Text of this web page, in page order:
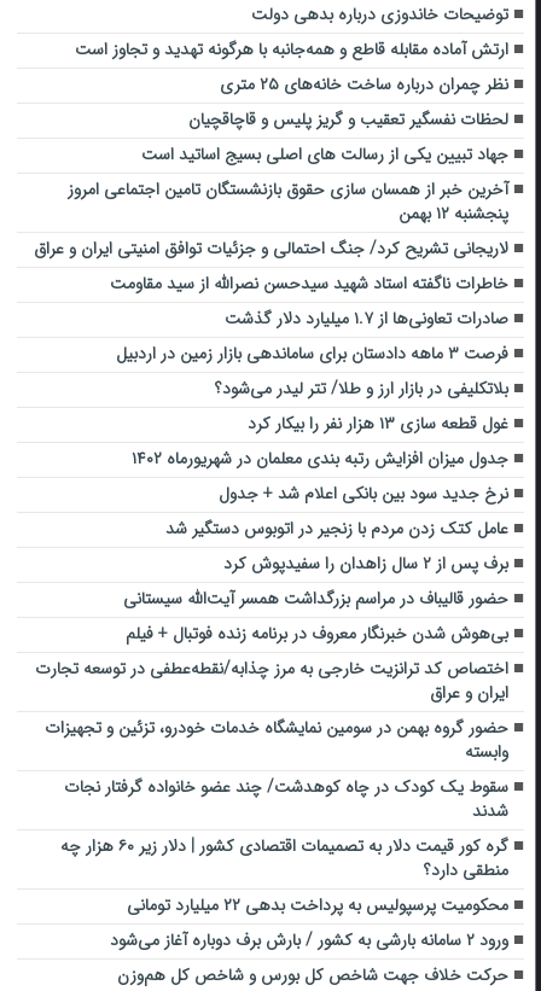
توضیحات خاندوزی درباره بدهی دولت
ارتش آماده مقابله قاطع و همه‌جانبه با هرگونه تهدید و تجاوز است
نظر چمران درباره ساخت خانه‌های ۲۵ متری
لحظات نفسگیر تعقیب و گریز پلیس و قاچاقچیان
جهاد تبیین یکی از رسالت های اصلی بسیج اساتید است
آخرین خبر از همسان سازی حقوق بازنشستگان تامین اجتماعی امروز
پنجشنبه ۱۲ بهمن
لاریجانی تشریح کرد/ جنگ احتمالی و جزئیات توافق امنیتی ایران و عراق
خاطرات ناگفته استاد شهید سیدحسن نصرالله از سید مقاومت
صادرات تعاونی‌ها از ۱.۷ میلیارد دلار گذشت
فرصت ۳ ماهه دادستان برای ساماندهی بازار زمین در اردبیل
بلاتکلیفی در بازار ارز و طلا/ تتر لیدر می‌شود؟
غول قطعه سازی ۱۳ هزار نفر را بیکار کرد
جدول میزان افزایش رتبه بندی معلمان در شهریورماه ۱۴۰۲
نرخ جدید سود بین بانکی اعلام شد + جدول
عامل کتک زدن مردم با زنجیر در اتوبوس دستگیر شد
برف پس از ۲ سال زاهدان را سفیدپوش کرد
حضور قالیباف در مراسم بزرگداشت همسر آیت‌الله سیستانی
بی‌هوش شدن خبرنگار معروف در برنامه زنده فوتبال + فیلم
اختصاص کد ترانزیت خارجی به مرز چذابه/نقطه‌عطفی در توسعه تجارت
ایران و عراق
حضور گروه بهمن در سومین نمایشگاه خدمات خودرو، تزئین و تجهیزات
وابسته
سقوط یک کودک در چاه کوهدشت/ چند عضو خانواده گرفتار نجات
شدند
گره کور قیمت دلار به تصمیمات اقتصادی کشور | دلار زیر ۶۰ هزار چه
منطقی دارد؟
محکومیت پرسپولیس به پرداخت بدهی ۲۲ میلیارد تومانی
ورود ۲ سامانه بارشی به کشور / بارش برف دوباره آغاز می‌شود
حرکت خلاف جهت شاخص کل بورس و شاخص کل هم‌وزن